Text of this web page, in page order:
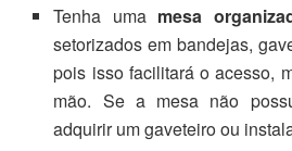
Tenha uma mesa
setorizados em bandejas,
pois isso facilitará o acesso,
mão. Se a mesa não
adquirir um gaveteiro ou